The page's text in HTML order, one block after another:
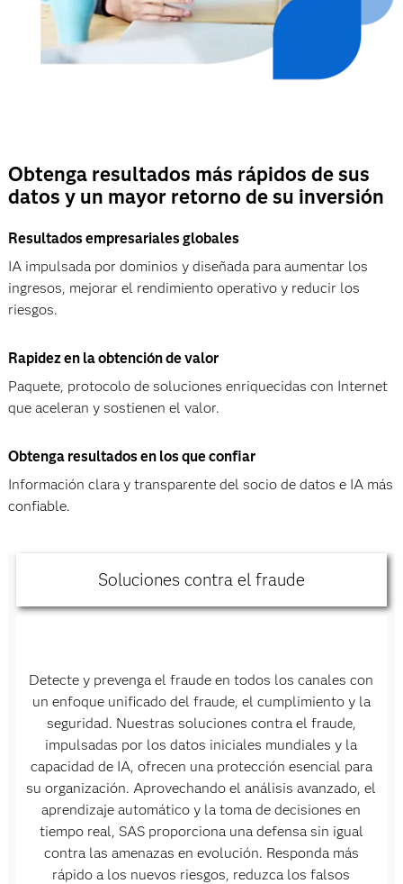
Obtenga resultados más rápidos de sus
datos y un mayor retorno de su inversión
Resultados empresariales globales
IA impulsada por dominios y diseñada para aumentar los
ingresos, mejorar el rendimiento operativo y reducir los
riesgos.
Rapidez en la obtención de valor
Paquete, protocolo de soluciones enriquecidas con Internet
que aceleran y sostienen el valor.
Obtenga resultados en los que confiar
Información clara y transparente del socio de datos e IA más
confiable.
Soluciones contra el fraude
Detecte y prevenga el fraude en todos los canales con
un enfoque unificado del fraude, el cumplimiento y la
seguridad. Nuestras soluciones contra el fraude,
impulsadas por los datos iniciales mundiales y la
capacidad de IA, ofrecen una protección esencial para
su organización. Aprovechando el análisis avanzado, el
aprendizaje automático y la toma de decisiones en
tiempo real, SAS proporciona una defensa sin igual
contra las amenazas en evolución. Responda más
rápido a los nuevos riesgos, reduzca los falsos